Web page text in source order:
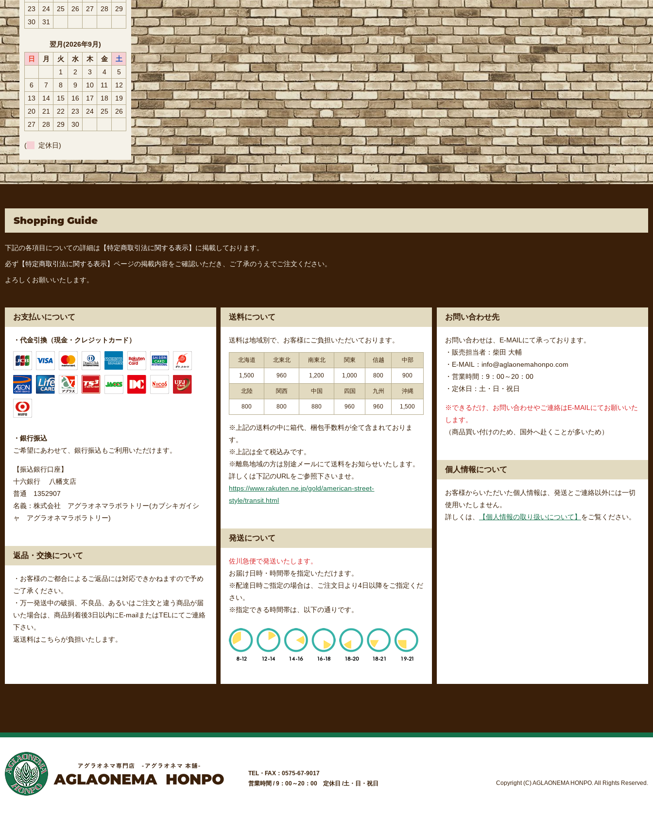
23
24 25 26 27 28
29
30
31
翌月(2026年9月)
日
月 火 水 木 金
土
1
2 3 4
5
6
7 8 9 10 11
12
13
14 15 16 17 18
19
20
21 22 23 24 25
26
27
28 29 30
( 定休日)
Shopping Guide
下記の各項目についての詳細は 【特定商取引法に関する表示】 に掲載しております。
必ず 【特定商取引法に関する表示】 ページの掲載内容をご確認いただき、ご了承のうえでご注文ください。
よろしくお願いいたします。
お支払いについて
・代金引換（現金・クレジットカード）
・銀行振込
ご希望にあわせて、銀行振込もご利用いただけます。
【振込銀行口座】
十六銀行 八幡支店
普通 1352907
名義：株式会社 アグラオネマラボラトリー(カブシキガイシ
ャ アグラオネマラボラトリー)
返品・交換について
・お客様のご都合によるご返品には対応できかねますので予め
ご了承ください。
・万一発送中の破損、不良品、あるいはご注文と違う商品が届
いた場合は、商品到着後3日以内にE-mailまたはTELにてご連絡
下さい。
返送料はこちらが負担いたします。
送料について
送料は地域別で、お客様にご負担いただいております。
北海道 北東北 南東北 関東 信越 中部
1,500 960 1,200 1,000 800 900
北陸 関西 中国 四国 九州 沖縄
800 800 880 960 960 1,500
※上記の送料の中に箱代、梱包手数料が全て含まれておりま
す。
※上記は全て税込みです。
※離島地域の方は別途メールにて送料をお知らせいたします。
詳しくは下記のURLをご参照下さいませ。
https://www.rakuten.ne.jp/gold/american-street-
style/transit.html
発送について
佐川急便で発送いたします。
お届け日時・時間帯を指定いただけます。
※配達日時ご指定の場合は、ご注文日より4日以降をご指定くだ
さい。
※指定できる時間帯は、以下の通りです。
お問い合わせ先
お問い合わせは、E-MAILにて承っております。
・販売担当者：柴田 大輔
・E-MAIL：info@aglaonemahonpo.com
・営業時間：9：00～20：00
・定休日：土・日・祝日
※できるだけ、お問い合わせやご連絡はE-MAILにてお願いいた
します。
（商品買い付けのため、国外へ赴くことが多いため）
個人情報について
お客様からいただいた個人情報は、発送とご連絡以外には一切
使用いたしません。
詳しくは、
【個人情報の取り扱いについて】 をご覧ください。
TEL・FAX：0575-67-9017
営業時間 / 9：00～20：00 定休日 /土・日・祝日
Copyright (C) AGLAONEMA HONPO. All Rights Reserved.